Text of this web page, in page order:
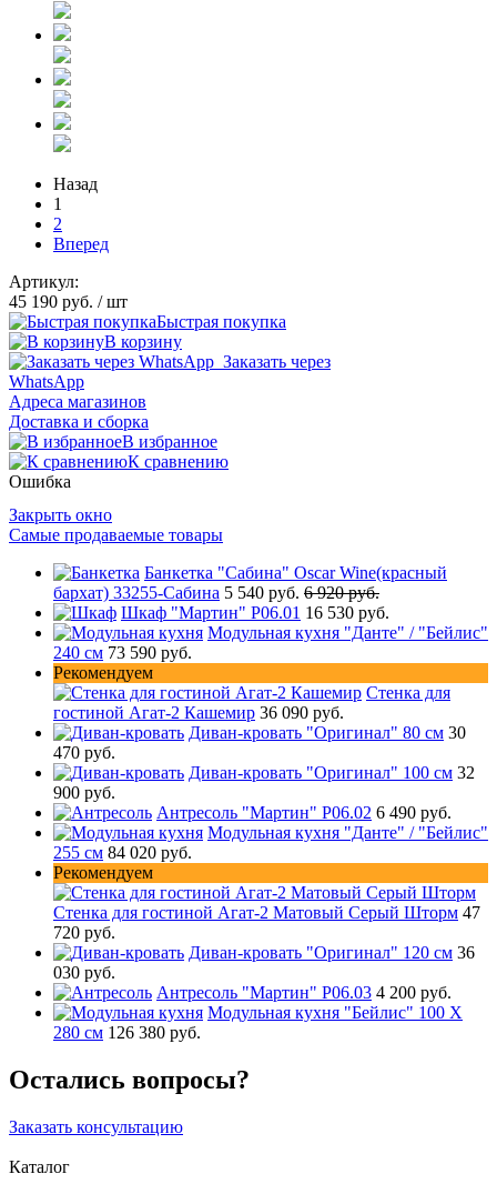
Назад
1
2
Вперед
Артикул:
45 190 руб. / шт
Быстрая покупка
В корзину
Заказать через
WhatsApp
Адреса магазинов
Доставка и сборка
В избранное
К сравнению
Ошибка
Закрыть окно
Самые продаваемые товары
Банкетка "Сабина" Oscar Wine(красный
бархат) 33255-Сабина 5 540 руб. 6 920 руб.
Шкаф "Мартин" Р06.01 16 530 руб.
Модульная кухня "Данте" / "Бейлис"
240 см 73 590 руб.
Рекомендуем
Стенка для
гостиной Агат-2 Кашемир 36 090 руб.
Диван-кровать "Оригинал" 80 см 30
470 руб.
Диван-кровать "Оригинал" 100 см 32
900 руб.
Антресоль "Мартин" Р06.02 6 490 руб.
Модульная кухня "Данте" / "Бейлис"
255 см 84 020 руб.
Рекомендуем
Стенка для гостиной Агат-2 Матовый Серый Шторм 47
720 руб.
Диван-кровать "Оригинал" 120 см 36
030 руб.
Антресоль "Мартин" Р06.03 4 200 руб.
Модульная кухня "Бейлис" 100 Х
280 см 126 380 руб.
Остались вопросы?
Заказать консультацию
Каталог